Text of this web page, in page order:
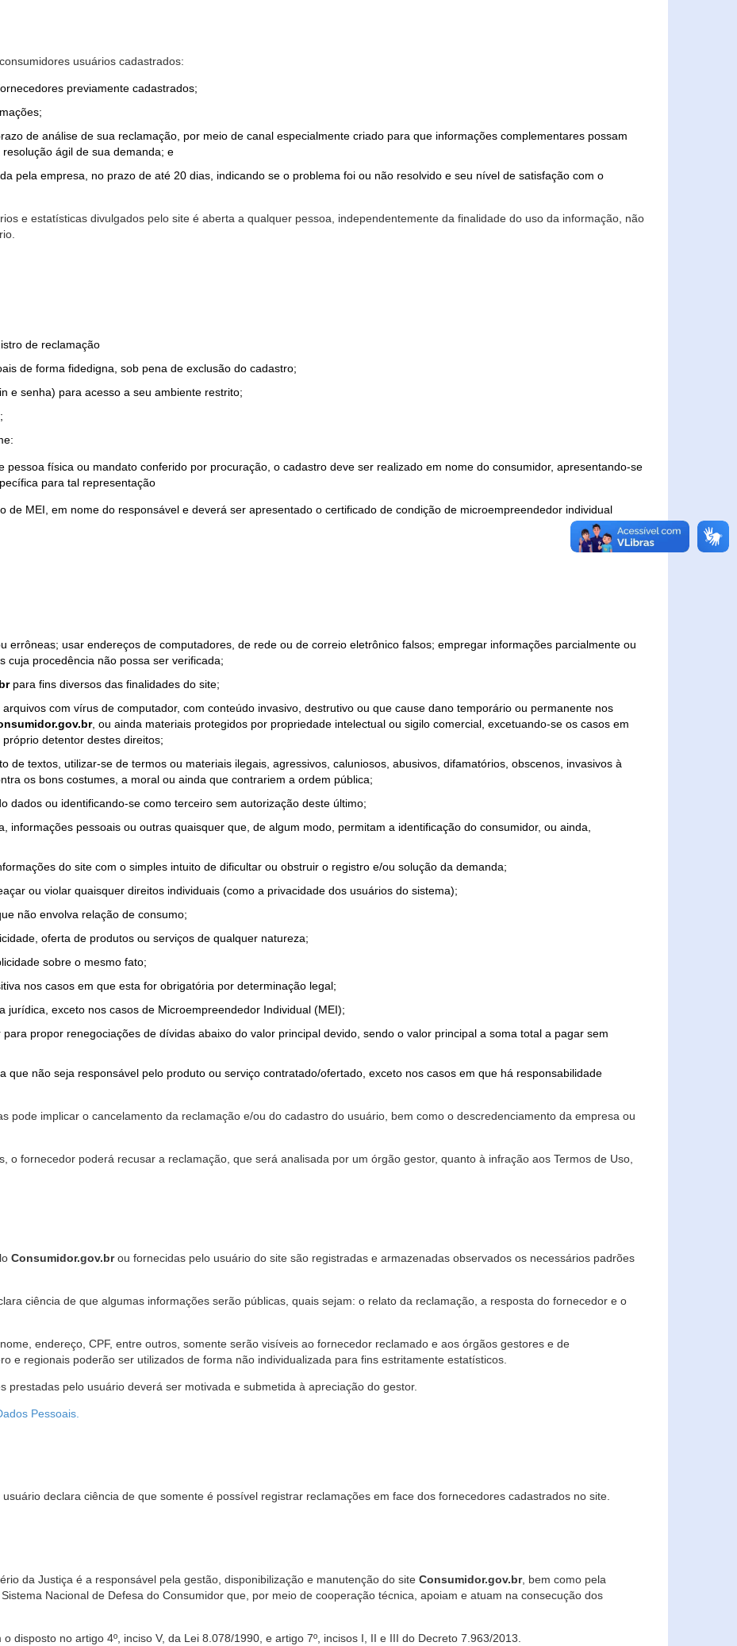
usuários cadastrados:
previamente cadastrados;
de análise de sua reclamação, por meio de canal especialmente criado para que informações complementares possam
ágil de sua demanda; e
pela empresa, no prazo de até 20 dias, indicando se o problema foi ou não resolvido e seu nível de satisfação com o
e estatísticas divulgados pelo site é aberta a qualquer pessoa, independentemente da finalidade do uso da informação, não
de reclamação
de forma fidedigna, sob pena de exclusão do cadastro;
e senha) para acesso a seu ambiente restrito;
pessoa física ou mandato conferido por procuração, o cadastro deve ser realizado em nome do consumidor, apresentando-se
para tal representação
de MEI, em nome do responsável e deverá ser apresentado o certificado de condição de microempreendedor individual
errôneas; usar endereços de computadores, de rede ou de correio eletrônico falsos; empregar informações parcialmente ou
cuja procedência não possa ser verificada;
para fins diversos das finalidades do site;
com vírus de computador, com conteúdo invasivo, destrutivo ou que cause dano temporário ou permanente nos
, ou ainda materiais protegidos por propriedade intelectual ou sigilo comercial, excetuando-se os casos em
detentor destes direitos;
de textos, utilizar-se de termos ou materiais ilegais, agressivos, caluniosos, abusivos, difamatórios, obscenos, invasivos à
os bons costumes, a moral ou ainda que contrariem a ordem pública;
dados ou identificando-se como terceiro sem autorização deste último;
informações pessoais ou outras quaisquer que, de algum modo, permitam a identificação do consumidor, ou ainda,
do site com o simples intuito de dificultar ou obstruir o registro e/ou solução da demanda;
ou violar quaisquer direitos individuais (como a privacidade dos usuários do sistema);
não envolva relação de consumo;
oferta de produtos ou serviços de qualquer natureza;
sobre o mesmo fato;
nos casos em que esta for obrigatória por determinação legal;
jurídica, exceto nos casos de Microempreendedor Individual (MEI);
propor renegociações de dívidas abaixo do valor principal devido, sendo o valor principal a soma total a pagar sem
que não seja responsável pelo produto ou serviço contratado/ofertado, exceto nos casos em que há responsabilidade
pode implicar o cancelamento da reclamação e/ou do cadastro do usuário, bem como o descredenciamento da empresa ou
o fornecedor poderá recusar a reclamação, que será analisada por um órgão gestor, quanto à infração aos Termos de Uso,
Consumidor.gov.brou fornecidas pelo usuário do site são registradas e armazenadas observados os necessários padrões
ciência de que algumas informações serão públicas, quais sejam: o relato da reclamação, a resposta do fornecedor e o
endereço, CPF, entre outros, somente serão visíveis ao fornecedor reclamado e aos órgãos gestores e de
e regionais poderão ser utilizados de forma não individualizada para fins estritamente estatísticos.
prestadas pelo usuário deverá ser motivada e submetida à apreciação do gestor.
Pessoais.
declara ciência de que somente é possível registrar reclamações em face dos fornecedores cadastrados no site.
da Justiça é a responsável pela gestão, disponibilização e manutenção do site Consumidor.gov.br, bem como pela
Nacional de Defesa do Consumidor que, por meio de cooperação técnica, apoiam e atuam na consecução dos
disposto no artigo 4º, inciso V, da Lei 8.078/1990, e artigo 7º, incisos I, II e III do Decreto 7.963/2013.